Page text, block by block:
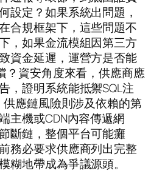
設定？如果系統出問題，
合規框架下，這些問題不
，如果金流模組因第三方
資金延遲，運營方是否能
？資安角度來看，供應商應
，證明系統能抵禦SQL注
供應鏈風險則涉及依賴的第
主機或CDN內容傳遞網
斷鏈，整個平台可能癱
務必要求供應商列出完整
糊地帶成為爭議源頭。